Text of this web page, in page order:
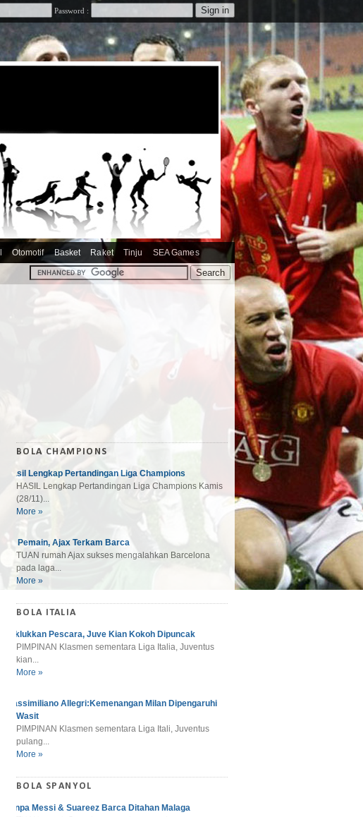
Password :
Otomotif Basket Raket Tinju SEA Games
BOLA CHAMPIONS
Hasil Lengkap Pertandingan Liga Champions
HASIL Lengkap Pertandingan Liga Champions Kamis
(28/11)...
More »
10 Pemain, Ajax Terkam Barca
TUAN rumah Ajax sukses mengalahkan Barcelona
pada laga...
More »
BOLA ITALIA
Taklukkan Pescara, Juve Kian Kokoh Dipuncak
PIMPINAN Klasmen sementara Liga Italia, Juventus
kian...
More »
Massimiliano Allegri:Kemenangan Milan Dipengaruhi
Wasit
PIMPINAN Klasmen sementara Liga Itali, Juventus
pulang...
More »
BOLA SPANYOL
Tanpa Messi & Suareez Barca Ditahan Malaga